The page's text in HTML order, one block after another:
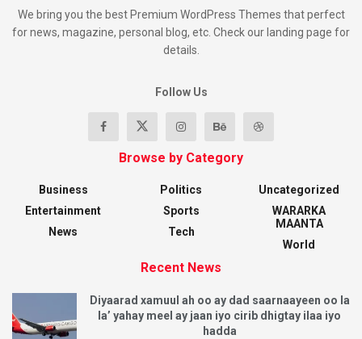
We bring you the best Premium WordPress Themes that perfect
for news, magazine, personal blog, etc. Check our landing page for
details.
Follow Us
Browse by Category
Business
Entertainment
News
Politics
Sports
Tech
Uncategorized
WARARKA
MAANTA
World
Recent News
Diyaarad xamuul ah oo ay dad saarnaayeen oo la
la’ yahay meel ay jaan iyo cirib dhigtay ilaa iyo
hadda